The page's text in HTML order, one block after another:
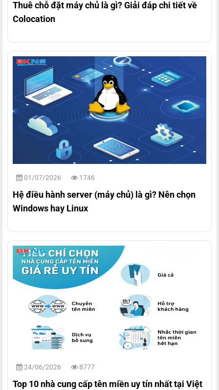
Thuê chỗ đặt máy chủ là gì? Giải đáp chi tiết về
Colocation
01/07/2026 1746
Hệ điều hành server (máy chủ) là gì? Nên chọn
Windows hay Linux
24/06/2026 8777
Top 10 nhà cung cấp tên miền uy tín nhất tại Việt